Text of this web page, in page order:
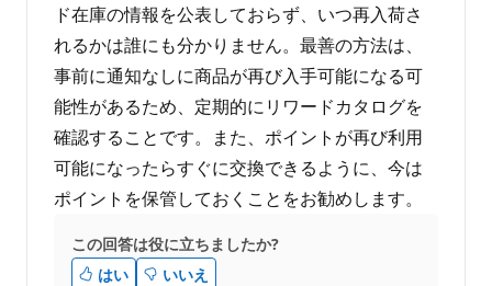
ド在庫の情報を公表しておらず、いつ再入荷さ
れるかは誰にも分かりません。最善の方法は、
事前に通知なしに商品が再び入手可能になる可
能性があるため、定期的にリワードカタログを
確認することです。また、ポイントが再び利用
可能になったらすぐに交換できるように、今は
ポイントを保管しておくことをお勧めします。
この回答は役に立ちましたか?
はい
いいえ